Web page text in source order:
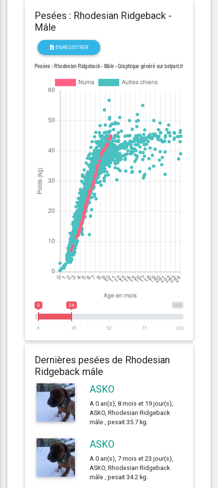
Pesées : Rhodesian Ridgeback -
Mâle
ENREGISTRER
103
0 24
0 26 52 77 103
Dernières pesées de Rhodesian
Ridgeback mâle
ASKO
A 0 an(s), 8 mois et 19 jour(s),
ASKO, Rhodesian Ridgeback
mâle , pesait 35.7 kg.
ASKO
A 0 an(s), 7 mois et 23 jour(s),
ASKO, Rhodesian Ridgeback
mâle , pesait 34.2 kg.